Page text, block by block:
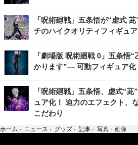
「呪術廻戦」五条悟が“虚式
チのハイクオリティフィギュ
「劇場版 呪術廻戦 0」五条悟
かります”― 可動フィギュア化
「呪術廻戦」五条悟、虚式“
ュア化！ 迫力のエフェクト、
こだわり
ホーム › ニュース › グッズ › 記事 › 写真・画像